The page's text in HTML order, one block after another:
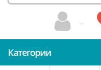
Категории